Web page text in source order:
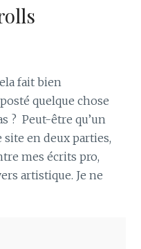
fait bien
quelque chose
? Peut-être qu’un
site en deux parties,
mes écrits pro,
artistique. Je ne